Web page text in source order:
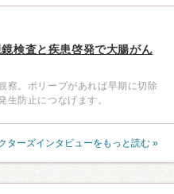
検査と疾患啓発で大腸がん
察。ポリープがあれば早期に切除
生防止につなげます。
ターズインタビューをもっと読む »